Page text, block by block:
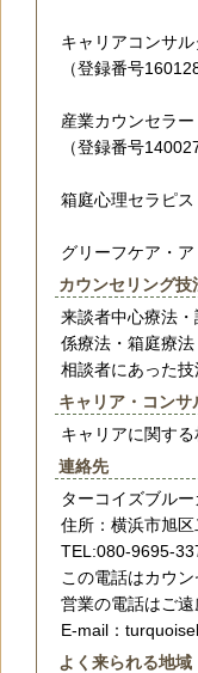
キャリアコンサル
（登録番号
産業カウンセラー
（登録番号
箱庭心理セラピス
グリーフケア・
カウンセリング技
来談者中心療法
係療法・箱庭療法
相談者にあった技
キャリア・コンサ
キャリアに関す
連絡先
ターコイズブル
住所：横浜市旭
TEL:080-9695-
この電話はカウ
営業の電話はご遠
E-mail：
よく来られる地域